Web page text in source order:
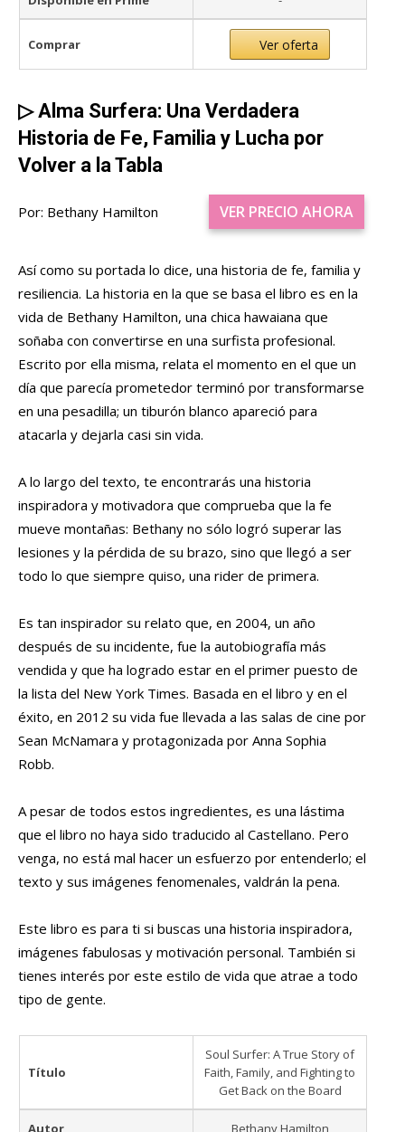
Comprar Ver oferta
▷Alma Surfera: Una Verdadera
Historia de Fe, Familia y Lucha por
Volver a la Tabla
Por: Bethany Hamilton VER PRECIO AHORA
Así como su portada lo dice, una historia de fe, familia y
resiliencia. La historia en la que se basa el libro es en la
vida de Bethany Hamilton, una chica hawaiana que
soñaba con convertirse en una surfista profesional.
Escrito por ella misma, relata el momento en el que un
día que parecía prometedor terminó por transformarse
en una pesadilla; un tiburón blanco apareció para
atacarla y dejarla casi sin vida.
A lo largo del texto, te encontrarás una historia
inspiradora y motivadora que comprueba que la fe
mueve montañas: Bethany no sólo logró superar las
lesiones y la pérdida de su brazo, sino que llegó a ser
todo lo que siempre quiso, una rider de primera.
Es tan inspirador su relato que, en 2004, un año
después de su incidente, fue la autobiografía más
vendida y que ha logrado estar en el primer puesto de
la lista del New York Times. Basada en el libro y en el
éxito, en 2012 su vida fue llevada a las salas de cine por
Sean McNamara y protagonizada por Anna Sophia
Robb.
A pesar de todos estos ingredientes, es una lástima
que el libro no haya sido traducido al Castellano. Pero
venga, no está mal hacer un esfuerzo por entenderlo; el
texto y sus imágenes fenomenales, valdrán la pena.
Este libro es para ti si buscas una historia inspiradora,
imágenes fabulosas y motivación personal. También si
tienes interés por este estilo de vida que atrae a todo
tipo de gente.
Título
Soul Surfer: A True Story of
Faith, Family, and Fighting to
Get Back on the Board
Autor Bethany Hamilton